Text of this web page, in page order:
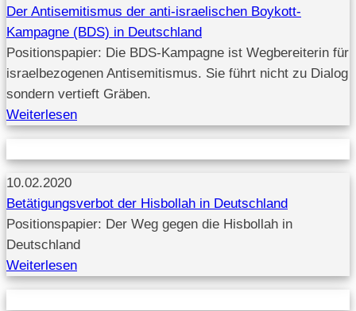
Der Antisemitismus der anti-israelischen Boykott-
Kampagne (BDS) in Deutschland
Positionspapier: Die BDS-Kampagne ist Wegbereiterin für
israelbezogenen Antisemitismus. Sie führt nicht zu Dialog
sondern vertieft Gräben.
Weiterlesen
10.02.2020
Betätigungsverbot der Hisbollah in Deutschland
Positionspapier: Der Weg gegen die Hisbollah in
Deutschland
Weiterlesen